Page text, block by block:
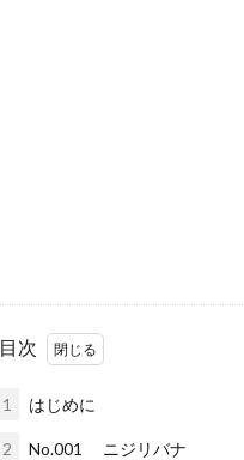
目次
1 はじめに
2 No.001 ニジリバナ